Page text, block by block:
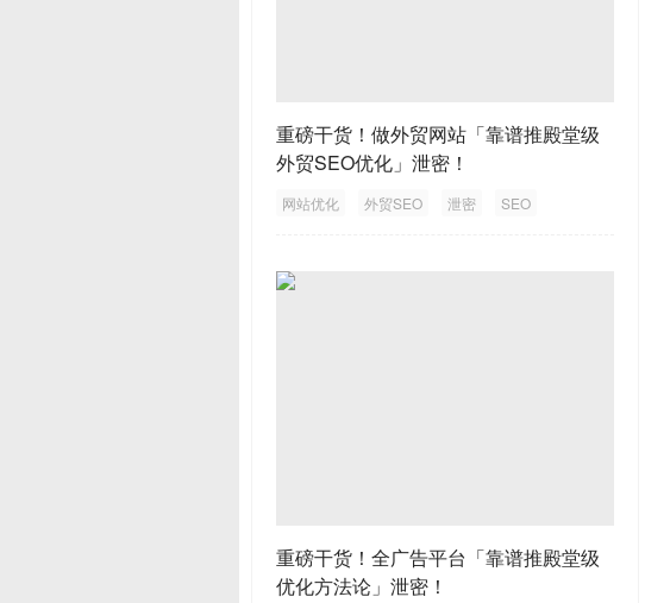
重磅干货！做外贸网站「靠谱推殿堂级
外贸SEO优化」泄密！
网站优化 外贸SEO 泄密
SEO
重磅干货！全广告平台「靠谱推殿堂级
优化方法论」泄密！